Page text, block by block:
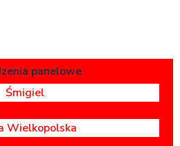
panelowe
Śmigiel
Wielkopolska